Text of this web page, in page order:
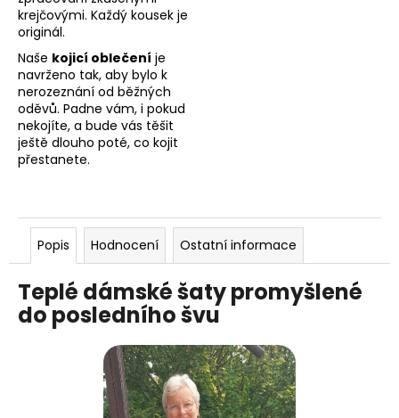
krejčovými. Každý kousek je
originál.
Naše kojicí oblečení je
navrženo tak, aby bylo k
nerozeznání od běžných
oděvů. Padne vám, i pokud
nekojíte, a bude vás těšit
ještě dlouho poté, co kojit
přestanete.
Popis Hodnocení Ostatní informace
Teplé dámské šaty promyšlené
do posledního švu